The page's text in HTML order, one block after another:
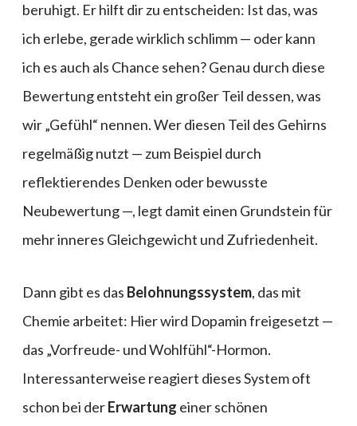
beruhigt. Er hilft dir zu entscheiden: Ist das, was
ich erlebe, gerade wirklich schlimm — oder kann
ich es auch als Chance sehen? Genau durch diese
Bewertung entsteht ein großer Teil dessen, was
wir „Gefühl“ nennen. Wer diesen Teil des Gehirns
regelmäßig nutzt — zum Beispiel durch
reflektierendes Denken oder bewusste
Neubewertung —, legt damit einen Grundstein für
mehr inneres Gleichgewicht und Zufriedenheit.
Dann gibt es das Belohnungssystem, das mit
Chemie arbeitet: Hier wird Dopamin freigesetzt —
das „Vorfreude- und Wohlfühl“-Hormon.
Interessanterweise reagiert dieses System oft
schon bei derErwartung einer schönen